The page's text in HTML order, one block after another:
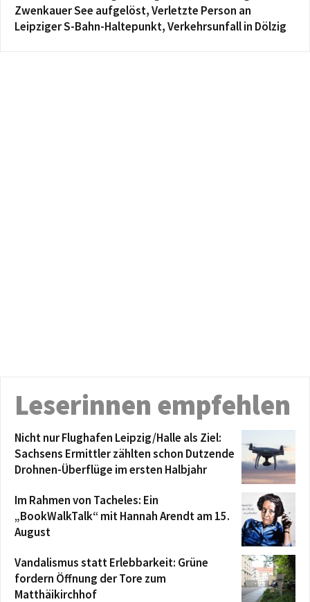
Zwenkauer See aufgelöst, Verletzte Person an
Leipziger S-Bahn-Haltepunkt, Verkehrsunfall in Dölzig
Leserinnen empfehlen
Nicht nur Flughafen Leipzig/Halle als Ziel:
Sachsens Ermittler zählten schon Dutzende
Drohnen-Überflüge im ersten Halbjahr
Im Rahmen von Tacheles: Ein
„BookWalkTalk“ mit Hannah Arendt am 15.
August
Vandalismus statt Erlebbarkeit: Grüne
fordern Öffnung der Tore zum
Matthäikirchhof